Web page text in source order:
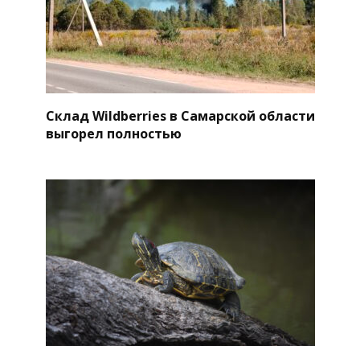
Склад Wildberries в Самарской области
выгорел полностью